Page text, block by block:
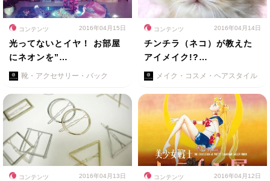
コンテンツ 2016年04月15日
光ってないとイヤ！ お部屋
にネオンを”…
靴・アクセサリー・バック
コンテンツ 2016年04月14日
チンチラ（ネコ）が教えた
アイメイク!?…
メイク・コスメ・ヘアスタイル
コンテンツ 2016年04月13日 コンテンツ 2016年04月12日